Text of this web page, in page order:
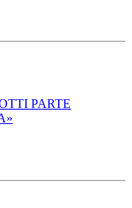
PARTE